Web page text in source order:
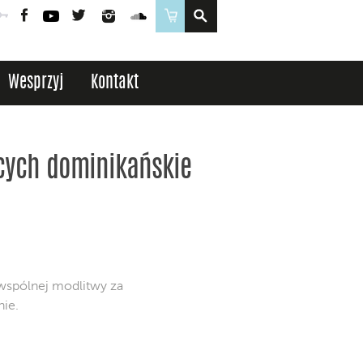
Logowanie
FacebookYouTubeTwitter InstagramSoundCloud
Sklep
Wesprzyj Kontakt
dominikańskie
modlitwy za